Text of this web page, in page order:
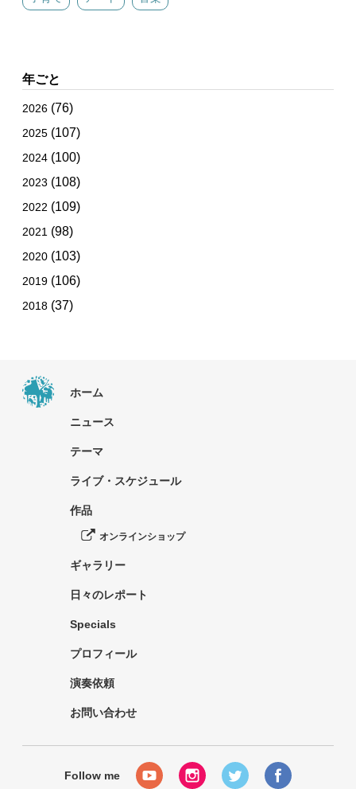
年ごと
2026 (76)
2025 (107)
2024 (100)
2023 (108)
2022 (109)
2021 (98)
2020 (103)
2019 (106)
2018 (37)
ホーム
ニュース
テーマ
ライブ・スケジュール
作品
オンラインショップ
ギャラリー
日々のレポート
Specials
プロフィール
演奏依頼
お問い合わせ